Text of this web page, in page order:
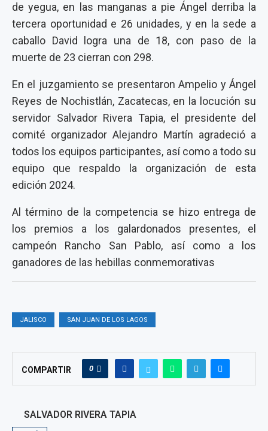
de yegua, en las manganas a pie Ángel derriba la
tercera oportunidad e 26 unidades, y en la sede a
caballo David logra una de 18, con paso de la
muerte de 23 cierran con 298.
En el juzgamiento se presentaron Ampelio y Ángel
Reyes de Nochistlán, Zacatecas, en la locución su
servidor Salvador Rivera Tapia, el presidente del
comité organizador Alejandro Martín agradeció a
todos los equipos participantes, así como a todo su
equipo que respaldo la organización de esta
edición 2024.
Al término de la competencia se hizo entrega de
los premios a los galardonados presentes, el
campeón Rancho San Pablo, así como a los
ganadores de las hebillas conmemorativas
JALISCO SAN JUAN DE LOS LAGOS
COMPARTIR 0
SALVADOR RIVERA TAPIA